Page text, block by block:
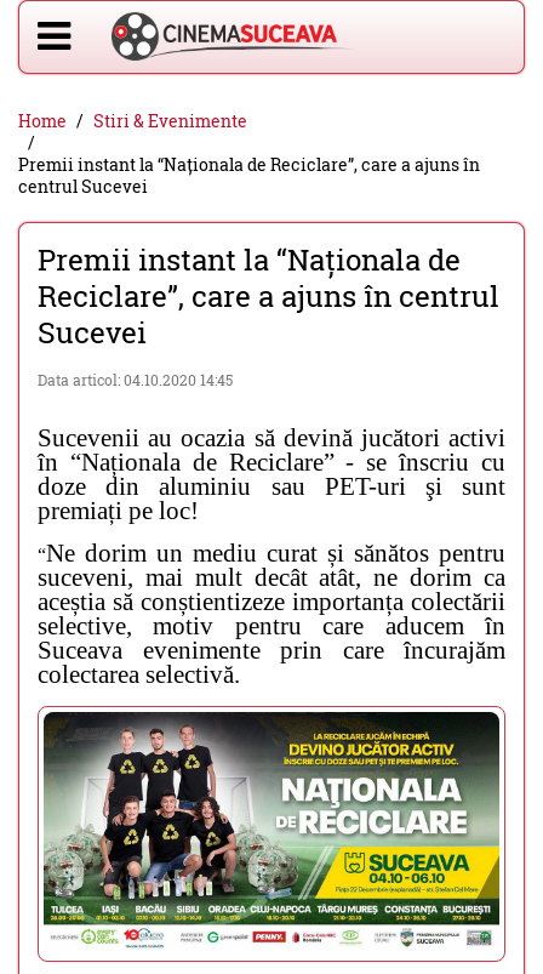
Home
Stiri & Evenimente
Premii instant la “Naționala de Reciclare”, care a ajuns în
centrul Sucevei
Premii instant la “Naționala de
Reciclare”, care a ajuns în centrul
Sucevei
Data articol: 04.10.2020 14:45
Sucevenii au ocazia să devină jucători activi
în “Naționala de Reciclare” - se înscriu cu
doze din aluminiu sau PET-uri şi sunt
premiați pe loc!
“Ne dorim un mediu curat și sănătos pentru
suceveni, mai mult decât atât, ne dorim ca
aceștia să conștientizeze importanța colectării
selective, motiv pentru care aducem în
Suceava evenimente prin care încurajăm
colectarea selectivă.